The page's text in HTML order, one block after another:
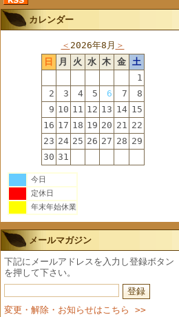
カレンダー
＜ 2026年8月 ＞
日
月 火 水 木 金
土
1
2
3 4 5 6 7
8
9 10 11 12 13 14 15
16 17 18 19 20 21 22
23 24 25 26 27 28 29
30 31
今日
定休日
年末年始休業
メールマガジン
下記にメールアドレスを入力し登録ボタン
を押して下さい。
変更・解除・お知らせはこちら >>